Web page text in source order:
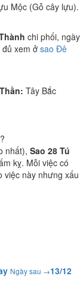
Mộc (Gỗ cây lựu).
chi phối, ngày
xem ở sao Đê
Tây Bắc
nhất), Sao 28 Tú
kỵ. Mỗi việc có
việc này nhưng xấu
Ngày sau →13/12